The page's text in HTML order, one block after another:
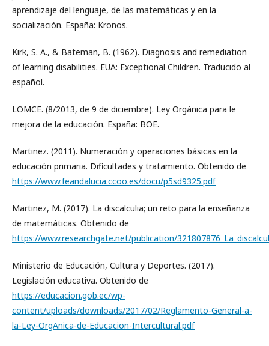
aprendizaje del lenguaje, de las matemáticas y en la
socialización. España: Kronos.
Kirk, S. A., & Bateman, B. (1962). Diagnosis and remediation
of learning disabilities. EUA: Exceptional Children. Traducido al
español.
LOMCE. (8/2013, de 9 de diciembre). Ley Orgánica para le
mejora de la educación. España: BOE.
Martinez. (2011). Numeración y operaciones básicas en la
educación primaria. Dificultades y tratamiento. Obtenido de
https://www.feandalucia.ccoo.es/docu/p5sd9325.pdf
Martinez, M. (2017). La discalculia; un reto para la enseñanza
de matemáticas. Obtenido de
https://www.researchgate.net/publication/
Ministerio de Educación, Cultura y Deportes. (2017).
Legislación educativa. Obtenido de
https://educacion.gob.ec/wp-
content/uploads/downloads/2017/02/Reglamento-General-a-
la-Ley-OrgAnica-de-Educacion-Intercultural.pdf